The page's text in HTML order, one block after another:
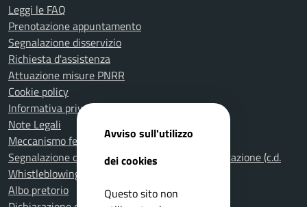
Leggi le FAQ
Prenotazione appuntamento
Segnalazione disservizio
Richiesta d'assistenza
Attuazione misure PNRR
Cookie policy
Informativa privacy
Note Legali
Meccanismo feedback per l'accessibilità
Segnalazione di illeciti nella Pubblica Amministrazione (c.d.
Whistleblowing)
Albo pretorio
Avviso sull'utilizzo
dei cookies
Questo sito non